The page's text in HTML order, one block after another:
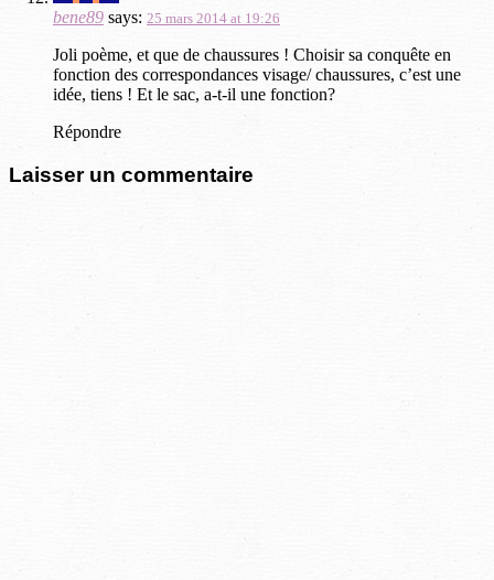
bene89 says: 25 mars 2014 at 19:26
Joli poème, et que de chaussures ! Choisir sa conquête en
fonction des correspondances visage/ chaussures, c’est une
idée, tiens ! Et le sac, a-t-il une fonction?
Répondre
Laisser un commentaire